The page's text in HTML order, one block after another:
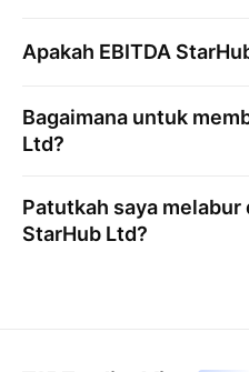
Apakah EBITDA
Bagaimana untuk
Ltd?
Patutkah saya melabur
StarHub Ltd?